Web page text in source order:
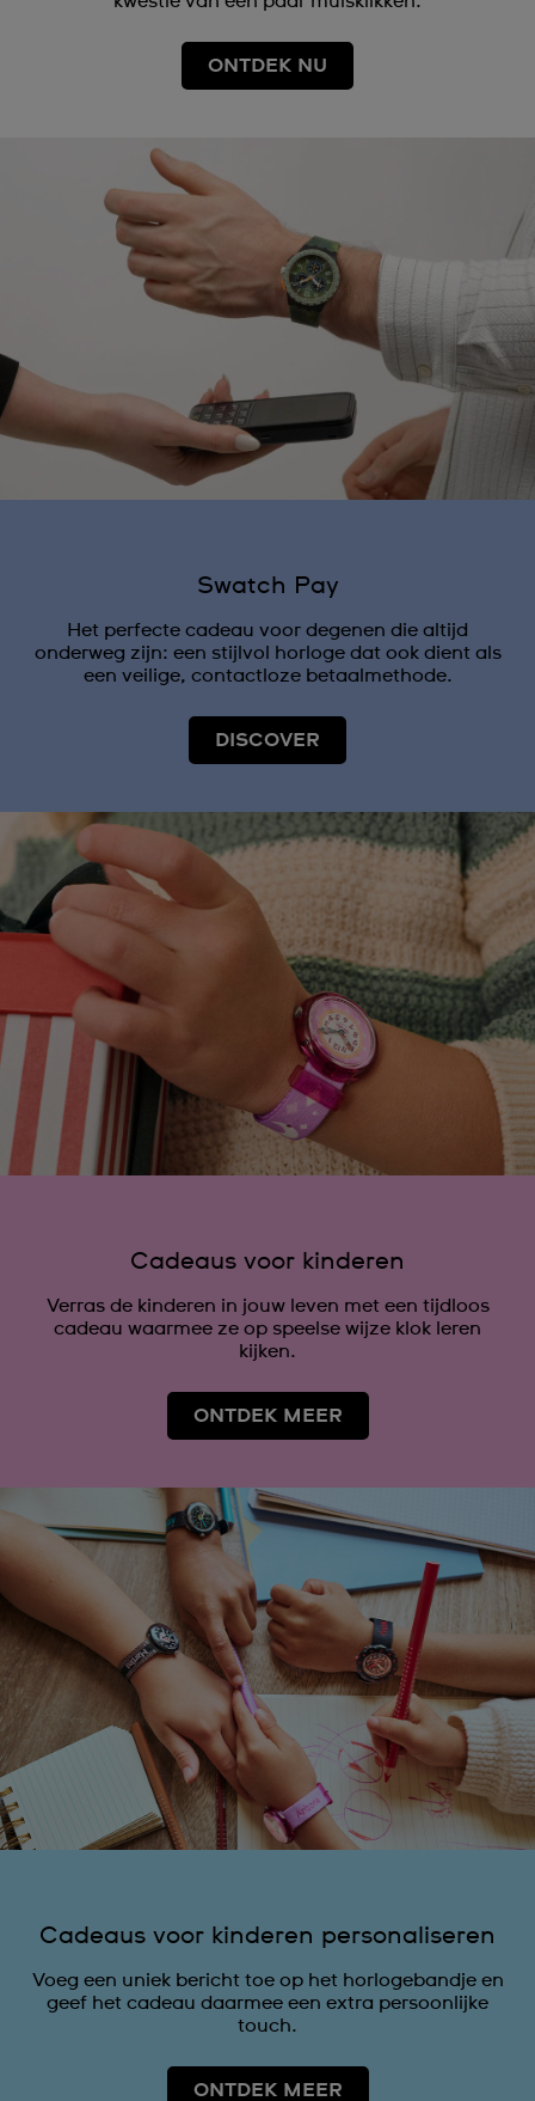
ONTDEK NU
Swatch Pay
Het perfecte cadeau voor degenen die altijd
onderweg zijn: een stijlvol horloge dat ook dient als
een veilige, contactloze betaalmethode.
DISCOVER
Cadeaus voor kinderen
Verras de kinderen in jouw leven met een tijdloos
cadeau waarmee ze op speelse wijze klok leren
kijken.
ONTDEK MEER
Cadeaus voor kinderen personaliseren
Voeg een uniek bericht toe op het horlogebandje en
geef het cadeau daarmee een extra persoonlijke
touch.
ONTDEK MEER